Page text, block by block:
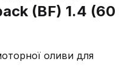
(BF) 1.4 (60
оливи для